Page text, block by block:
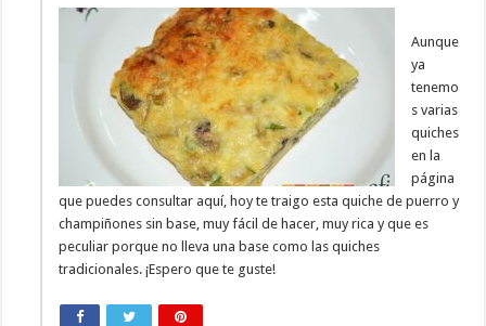
Aunque
ya
tenemo
s varias
quiches
en la
página
que puedes consultar aquí, hoy te traigo esta quiche de puerro y
champiñones sin base, muy fácil de hacer, muy rica y que es
peculiar porque no lleva una base como las quiches
tradicionales. ¡Espero que te guste!